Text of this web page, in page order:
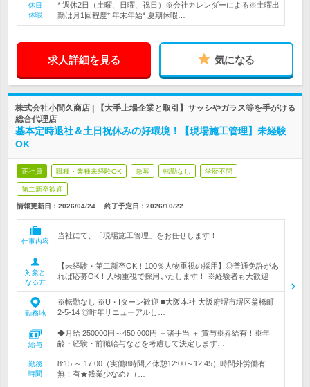
休日
休暇
* 週休2日（土曜、日曜、祝日）※会社カレンダーによる※土曜出
勤は月1回程度* 年末年始* 夏期休暇…
求人詳細を見る 気になる
株式会社小間久商店 | 【大手上場企業と取引】サッシやガラス等を手がける
総合代理店
基本定時退社＆土日祝休みの好環境！【現場施工管理】未経験
OK
正社員 職種・業種未経験OK 急募 転勤なし 学歴不問
第二新卒歓迎
情報更新日：2026/04/24 終了予定日： 2026/10/22
仕事内容
当社にて、「現場施工管理」をお任せします！
対象と
なる方
【未経験・第二新卒OK！100％人物重視の採用】◎普通免許があ
れば応募OK！人物重視で採用いたします！ ※経験者も大歓迎
勤務地
※転勤なし ※U・Iターン歓迎 ■大阪本社 大阪府堺市堺区翁橋町
2-5-14 ◎昨年リニューアルし…
給与
◆月給 250000円～450,000円 ＋諸手当 ＋ 賞与※昇給有！※年
齢・経験・前職給与などを考慮して決定します…
勤務
時間
8:15 ～ 17:00（実働8時間／休憩12:00～12:45）時間外労働有
無：有★残業少なめ♪（…